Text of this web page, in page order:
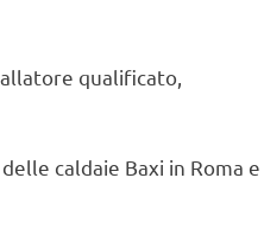
qualificato,
caldaie Baxi in Roma e